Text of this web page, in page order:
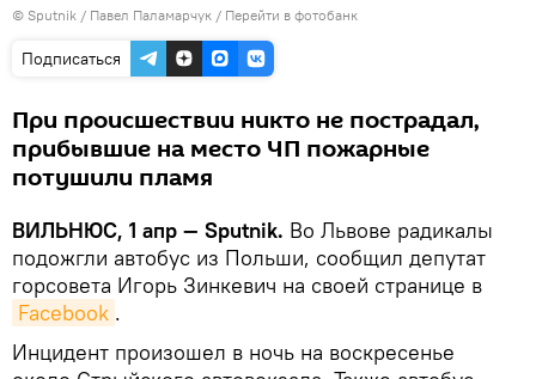
© Sputnik / Павел Паламарчук / Перейти в фотобанк
Подписаться
При происшествии никто не пострадал,
прибывшие на место ЧП пожарные
потушили пламя
ВИЛЬНЮС, 1 апр — Sputnik. Во Львове радикалы
подожгли автобус из Польши, сообщил депутат
горсовета Игорь Зинкевич на своей странице в
Facebook .
Инцидент произошел в ночь на воскресенье